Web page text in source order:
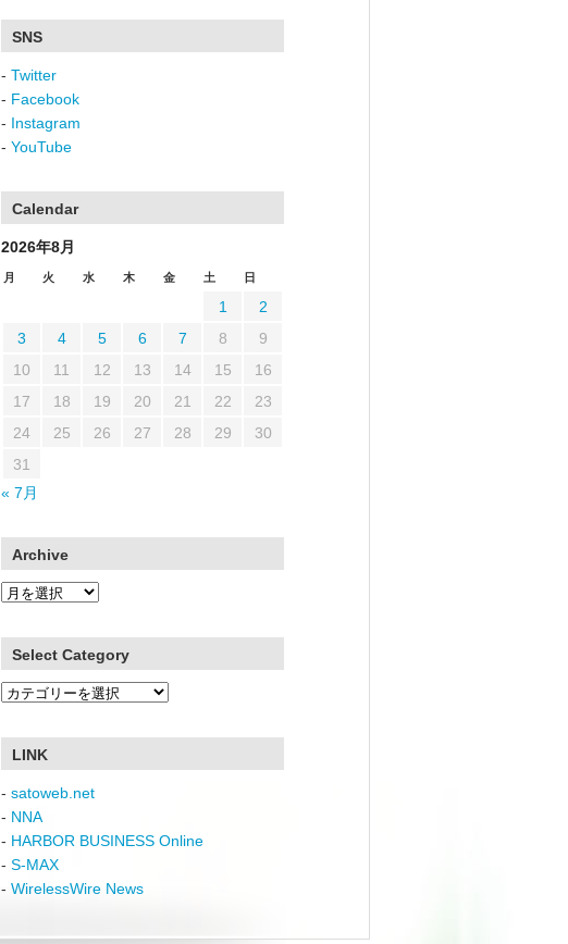
SNS
- Twitter
- Facebook
- Instagram
- YouTube
Calendar
2026年8月
月 火 水 木 金 土 日
1
2
3
4 5 6 7 8
9
10
11 12 13 14 15
16
17
18 19 20 21 22
23
24
25 26 27 28 29
30
31
« 7月
Archive
Archive
Select Category
Select
LINK
- satoweb.net
- NNA
- HARBOR BUSINESS Online
- S-MAX
- WirelessWire News